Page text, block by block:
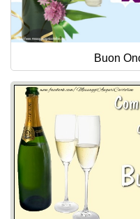
Buon